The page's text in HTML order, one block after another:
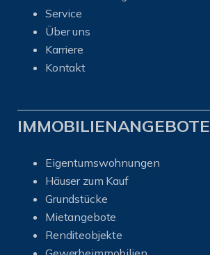
Service
Über uns
Karriere
Kontakt
IMMOBILIENANGEBOTE
Eigentumswohnungen
Häuser zum Kauf
Grundstücke
Mietangebote
Renditeobjekte